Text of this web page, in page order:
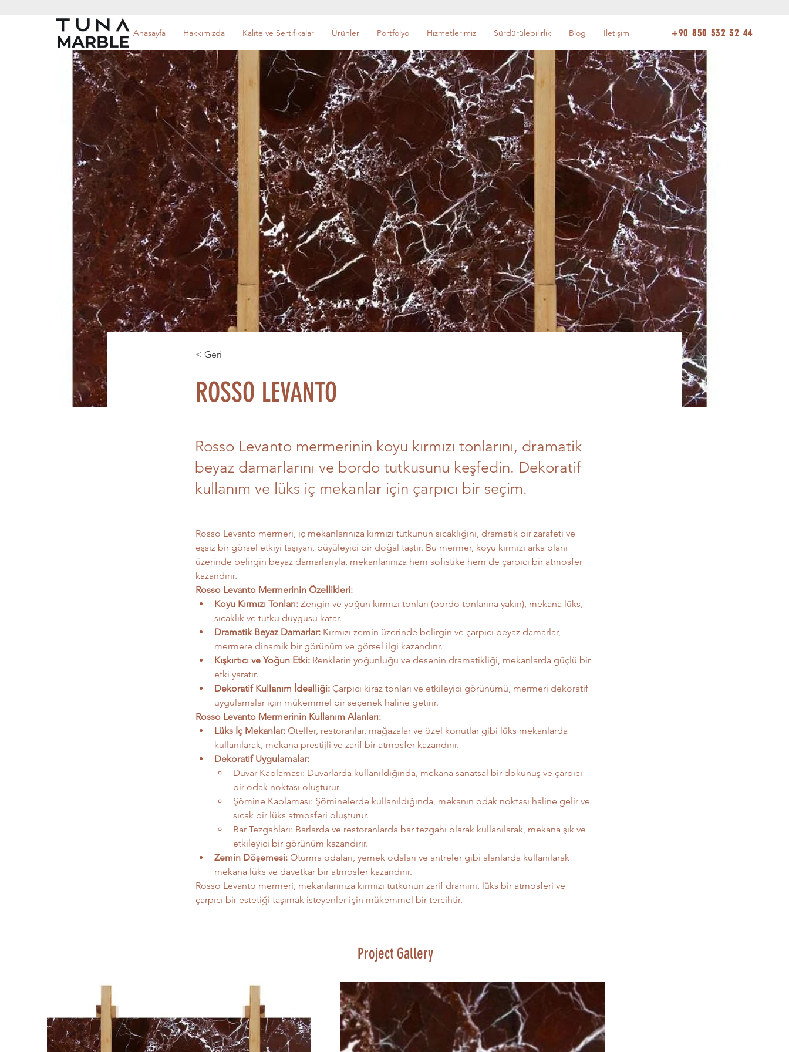
+90 850 532 32 44
Anasayfa Hakkımızda Kalite ve Sertifikalar Ürünler Portfolyo Hizmetlerimiz Sürdürülebilirlik Blog İletişim
< Geri
ROSSO LEVANTO
Rosso Levanto mermerinin koyu kırmızı tonlarını, dramatik
beyaz damarlarını ve bordo tutkusunu keşfedin. Dekoratif
kullanım ve lüks iç mekanlar için çarpıcı bir seçim.
Rosso Levanto mermeri, iç mekanlarınıza kırmızı tutkunun sıcaklığını, dramatik bir zarafeti ve
eşsiz bir görsel etkiyi taşıyan, büyüleyici bir doğal taştır. Bu mermer, koyu kırmızı arka planı
üzerinde belirgin beyaz damarlarıyla, mekanlarınıza hem sofistike hem de çarpıcı bir atmosfer
kazandırır.
Rosso Levanto Mermerinin Özellikleri:
Koyu Kırmızı Tonları: Zengin ve yoğun kırmızı tonları (bordo tonlarına yakın), mekana lüks,
sıcaklık ve tutku duygusu katar.
Dramatik Beyaz Damarlar: Kırmızı zemin üzerinde belirgin ve çarpıcı beyaz damarlar,
mermere dinamik bir görünüm ve görsel ilgi kazandırır.
Kışkırtıcı ve Yoğun Etki: Renklerin yoğunluğu ve desenin dramatikliği, mekanlarda güçlü bir
etki yaratır.
Dekoratif Kullanım İdealliği: Çarpıcı kiraz tonları ve etkileyici görünümü, mermeri dekoratif
uygulamalar için mükemmel bir seçenek haline getirir.
Rosso Levanto Mermerinin Kullanım Alanları:
Lüks İç Mekanlar: Oteller, restoranlar, mağazalar ve özel konutlar gibi lüks mekanlarda
kullanılarak, mekana prestijli ve zarif bir atmosfer kazandırır.
Dekoratif Uygulamalar:
Duvar Kaplaması: Duvarlarda kullanıldığında, mekana sanatsal bir dokunuş ve çarpıcı
bir odak noktası oluşturur.
Şömine Kaplaması: Şöminelerde kullanıldığında, mekanın odak noktası haline gelir ve
sıcak bir lüks atmosferi oluşturur.
Bar Tezgahları: Barlarda ve restoranlarda bar tezgahı olarak kullanılarak, mekana şık ve
etkileyici bir görünüm kazandırır.
Zemin Döşemesi: Oturma odaları, yemek odaları ve antreler gibi alanlarda kullanılarak
mekana lüks ve davetkar bir atmosfer kazandırır.
Rosso Levanto mermeri, mekanlarınıza kırmızı tutkunun zarif dramını, lüks bir atmosferi ve
çarpıcı bir estetiği taşımak isteyenler için mükemmel bir tercihtir.
Project Gallery